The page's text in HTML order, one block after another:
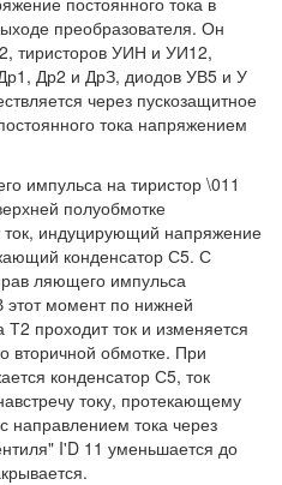
преобразователя. Он
тиристоров УИН и УИ12,
Др2 и ДрЗ, диодов УВ5 и У
через пускозащитное
тока напряжением
импульса на тиристор \011
полуобмотке
индуцирующий напряжение
конденсатор С5. С
ляющего импульса
этот момент по нижней
проходит ток и изменяется
вторичной обмотке. При
конденсатор С5, ток
току, протекающему
тока через
I'D 11 уменьшается до